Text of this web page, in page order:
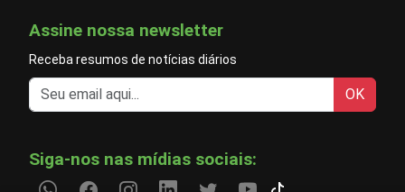
Assine nossa newsletter
Receba resumos de notícias diários
OK
Siga-nos nas mídias sociais: